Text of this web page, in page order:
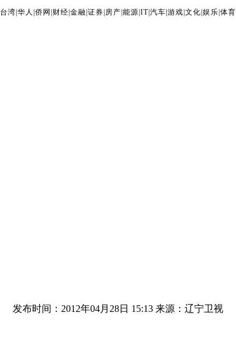
台湾 华人 侨网 财经 金融 证券 房产 能源 IT| 汽车 游戏 文化 娱乐 体育
发布时间：2012年04月28日 15:13 来源：辽宁卫视